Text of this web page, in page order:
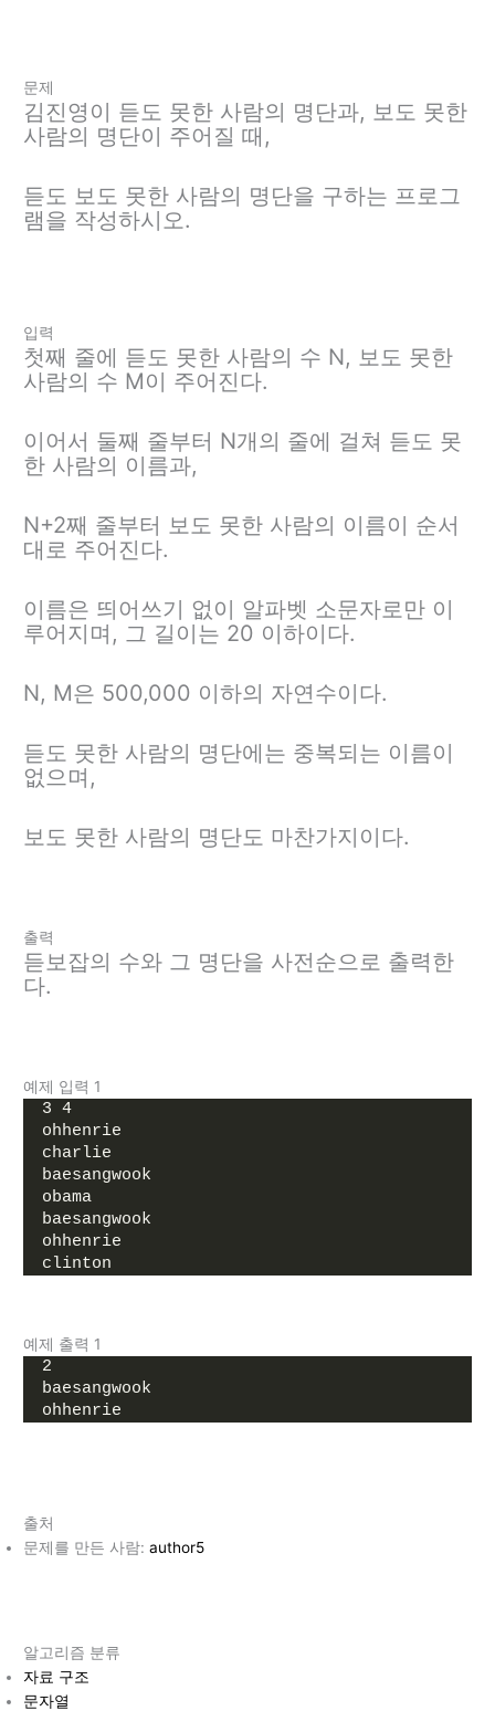
문제
김진영이 듣도 못한 사람의 명단과, 보도 못한
사람의 명단이 주어질 때,
듣도 보도 못한 사람의 명단을 구하는 프로그
램을 작성하시오.
입력
첫째 줄에 듣도 못한 사람의 수 N, 보도 못한
사람의 수 M이 주어진다.
이어서 둘째 줄부터 N개의 줄에 걸쳐 듣도 못
한 사람의 이름과,
N+2째 줄부터 보도 못한 사람의 이름이 순서
대로 주어진다.
이름은 띄어쓰기 없이 알파벳 소문자로만 이
루어지며, 그 길이는 20 이하이다.
N, M은 500,000 이하의 자연수이다.
듣도 못한 사람의 명단에는 중복되는 이름이
없으며,
보도 못한 사람의 명단도 마찬가지이다.
출력
듣보잡의 수와 그 명단을 사전순으로 출력한
다.
예제 입력 1
3 4
ohhenrie
charlie
baesangwook
obama
baesangwook
ohhenrie
clinton
예제 출력 1
2
baesangwook
ohhenrie
출처
문제를 만든 사람:author5
알고리즘 분류
자료 구조
문자열